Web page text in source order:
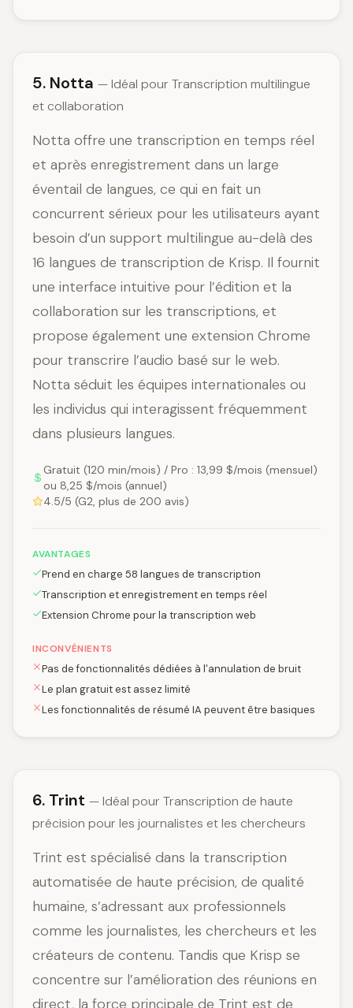
5. Notta — Idéal pour Transcription multilingue
et collaboration
Notta offre une transcription en temps réel
et après enregistrement dans un large
éventail de langues, ce qui en fait un
concurrent sérieux pour les utilisateurs ayant
besoin d’un support multilingue au-delà des
16 langues de transcription de Krisp. Il fournit
une interface intuitive pour l’édition et la
collaboration sur les transcriptions, et
propose également une extension Chrome
pour transcrire l’audio basé sur le web.
Notta séduit les équipes internationales ou
les individus qui interagissent fréquemment
dans plusieurs langues.
Gratuit (120 min/mois) / Pro : 13,99 $/mois (mensuel)
ou 8,25 $/mois (annuel)
4.5/5 (G2, plus de 200 avis)
AVANTAGES
Prend en charge 58 langues de transcription
Transcription et enregistrement en temps réel
Extension Chrome pour la transcription web
INCONVÉNIENTS
Pas de fonctionnalités dédiées à l'annulation de bruit
Le plan gratuit est assez limité
Les fonctionnalités de résumé IA peuvent être basiques
6. Trint — Idéal pour Transcription de haute
précision pour les journalistes et les chercheurs
Trint est spécialisé dans la transcription
automatisée de haute précision, de qualité
humaine, s’adressant aux professionnels
comme les journalistes, les chercheurs et les
créateurs de contenu. Tandis que Krisp se
concentre sur l’amélioration des réunions en
direct, la force principale de Trint est de